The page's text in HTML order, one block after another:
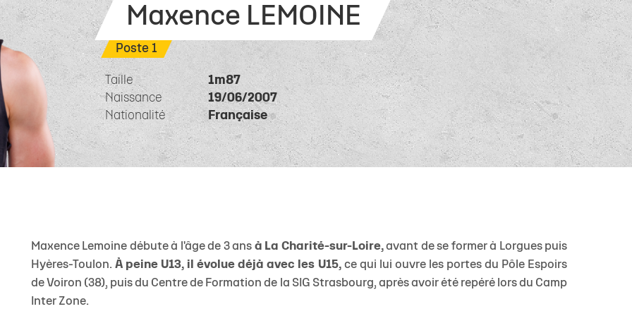
Classement Élite 2
Calendrier Coupe de France
Centre de Formation
Stade Rochelais
RM2
RF2
PRM
3x3
Handibasket
U18 (2) filles
U18 (2) garçons
U15 Élite filles
U15(2) filles
U15 Élite garçons
U15 (2) garçons
Rejoindre l'EDB
Saison après saison Instagram
Twitter
Maxence LEMOINE
Poste 1
Taille
1m87
Naissance
19/06/2007
Nationalité
Française
Maxence Lemoine débute à l'âge de 3 ans à La Charité-sur-Loire,avant de se former à Lorgues puis
Hyères-Toulon.À peine U13, il évolue déjà avec les U15,ce qui lui ouvre les portes du Pôle Espoirs
de Voiron (38), puis du Centre de Formation de la SIG Strasbourg, après avoir été repéré lors du Camp
Inter Zone.